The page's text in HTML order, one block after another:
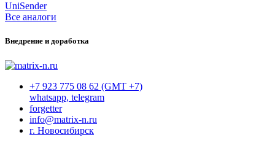
UniSender
Все аналоги
Внедрение и доработка
+7 923 775 08 62 (GMT +7)
whatsapp, telegram
forgetter
info@matrix-n.ru
г. Новосибирск